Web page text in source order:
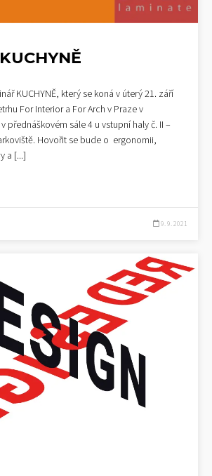
KUCHYNĚ, který se koná v úterý 21. září
For Interior a For Arch v Praze v
přednáškovém sále 4 u vstupní haly č. II –
Hovořit se bude o ergonomii,
a [...]
9. 9. 2021